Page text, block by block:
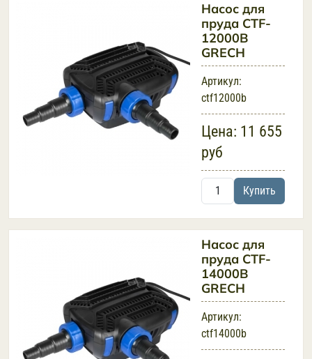
Насос для
пруда CTF-
12000B
GRECH
Артикул:
ctf12000b
Цена: 11 655
руб
Купить
Насос для
пруда CTF-
14000B
GRECH
Артикул:
ctf14000b